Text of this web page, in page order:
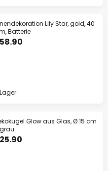
Lily Star, gold, 40
Batterie
Glow aus Glas, Ø 15 cm